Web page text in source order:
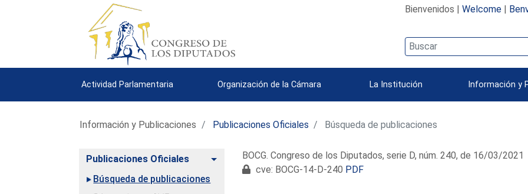
Bienvenidos | Welcome|
Actividad Parlamentaria Organización de la Cámara La Institución Información y
Información y Publicaciones Publicaciones Oficiales Búsqueda de publicaciones
Publicaciones Oficiales
Alternar
Búsqueda de publicaciones
BOCG. Congreso de los Diputados, serie D, núm. 240, de 16/03/2021
cve: BOCG-14-D-240 PDF